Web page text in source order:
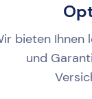
bieten Ihnen
und